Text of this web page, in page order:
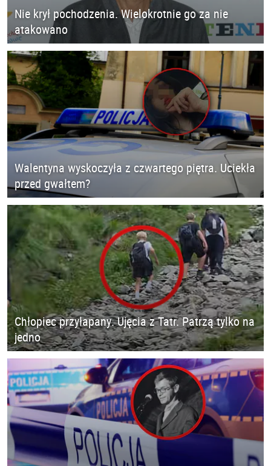
Nie krył pochodzenia. Wielokrotnie go za nie
atakowano
Walentyna wyskoczyła z czwartego piętra. Uciekła
przed gwałtem?
Chłopiec przyłapany. Ujęcia z Tatr. Patrzą tylko na
jedno